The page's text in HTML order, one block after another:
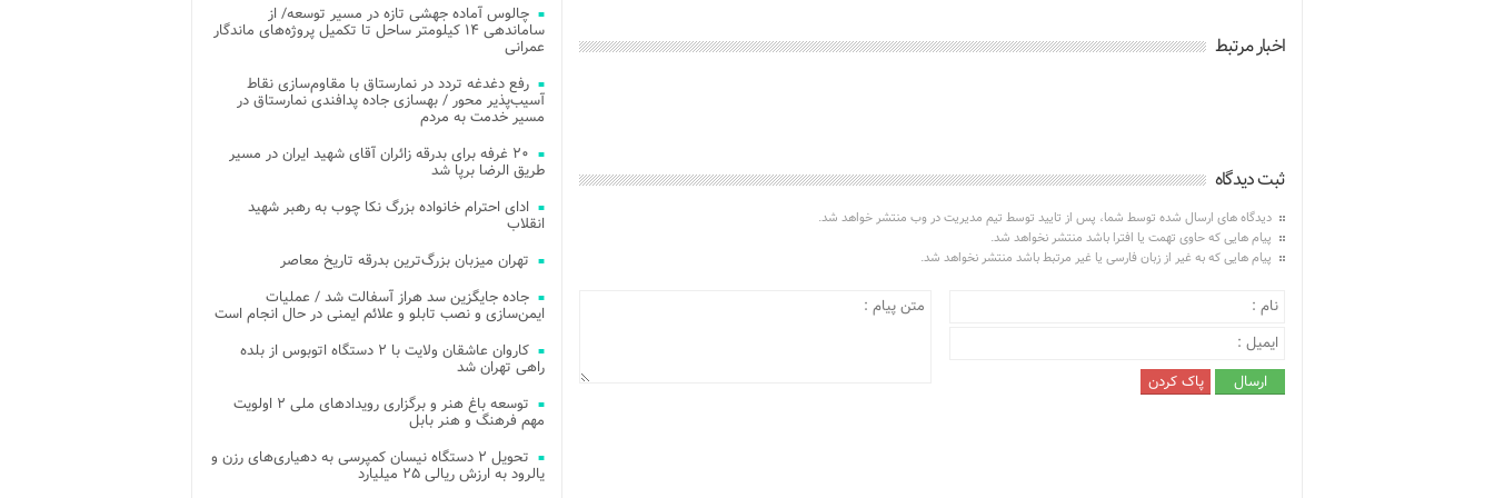
اخبار مرتبط
ثبت دیدگاه
دیدگاه های ارسال شده توسط شما، پس از تایید توسط تیم مدیریت در وب منتشر خواهد شد.
پیام هایی که حاوی تهمت یا افترا باشد منتشر نخواهد شد.
پیام هایی که به غیر از زبان فارسی یا غیر مرتبط باشد منتشر نخواهد شد.
چالوس آماده جهشی تازه در مسیر توسعه/ از
ساماندهی ۱۴ کیلومتر ساحل تا تکمیل پروژه‌های ماندگار
عمرانی
رفع دغدغه تردد در نمارستاق با مقاوم‌سازی نقاط
آسیب‌پذیر محور / بهسازی جاده پدافندی نمارستاق در
مسیر خدمت به مردم
۲۰ غرفه برای بدرقه زائران آقای شهید ایران در مسیر
طریق الرضا برپا شد
ادای احترام خانواده بزرگ نکا چوب به رهبر شهید
انقلاب
تهران میزبان بزرگ‌ترین بدرقه تاریخ معاصر
جاده جایگزین سد هراز آسفالت شد / عملیات
ایمن‌سازی و نصب تابلو و علائم ایمنی در حال انجام است
کاروان عاشقان ولایت با ۲ دستگاه اتوبوس از بلده
راهی تهران شد
توسعه باغ هنر و برگزاری رویدادهای ملی ۲ اولویت
مهم فرهنگ و هنر بابل
تحویل ۲ دستگاه نیسان کمپرسی به دهیاری‌های رزن و
یالرود به ارزش ریالی ۲۵ میلیارد